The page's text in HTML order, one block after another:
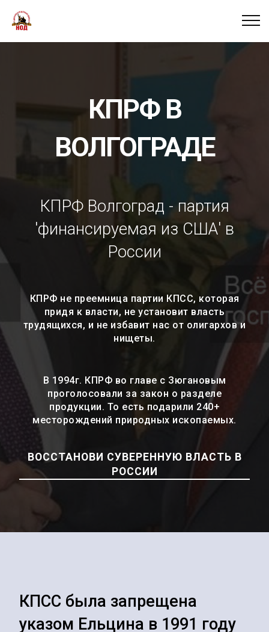
КПРФ В
ВОЛГОГРАДЕ
КПРФ Волгоград - партия
'финансируемая из США' в
России
КПРФ не преемница партии КПСС, которая
придя к власти, не установит власть
трудящихся, и не избавит нас от олигархов и
нищеты.
В 1994г. КПРФ во главе с Зюгановым
проголосовали за закон о разделе
продукции. То есть подарили 240+
месторождений природных ископаемых.
ВОССТАНОВИ СУВЕРЕННУЮ ВЛАСТЬ В
РОССИИ
КПСС была запрещена
указом Ельцина в 1991 году